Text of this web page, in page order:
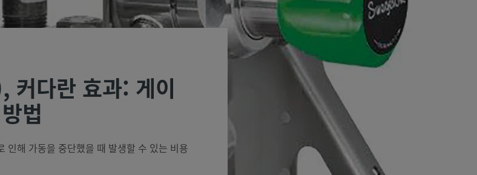
다란 효과: 게이
법
인해 가동을 중단했을 때 발생할 수 있는 비용